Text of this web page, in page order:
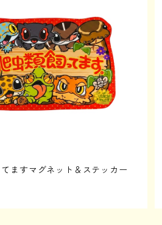
ますマグネット＆ステッカー